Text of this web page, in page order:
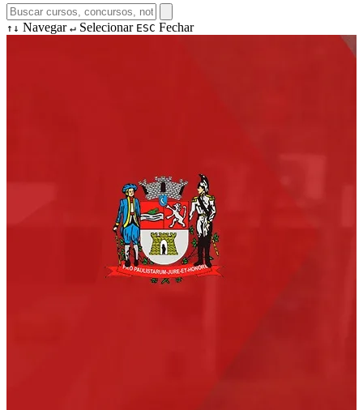
↑↓ Navegar ↵ Selecionar ESC Fechar